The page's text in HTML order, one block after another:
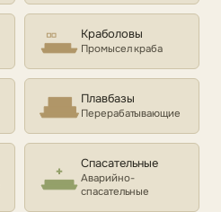
Краболовы
Промысел краба
Плавбазы
Перерабатывающие
Спасательные
Аварийно-
спасательные